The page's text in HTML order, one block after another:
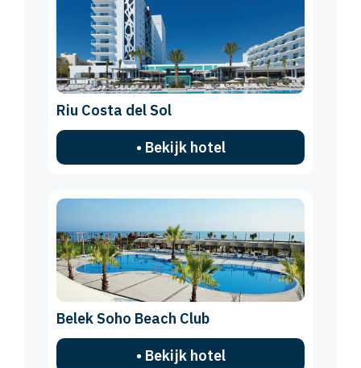
Riu Costa del Sol
• Bekijk hotel
Belek Soho Beach Club
• Bekijk hotel